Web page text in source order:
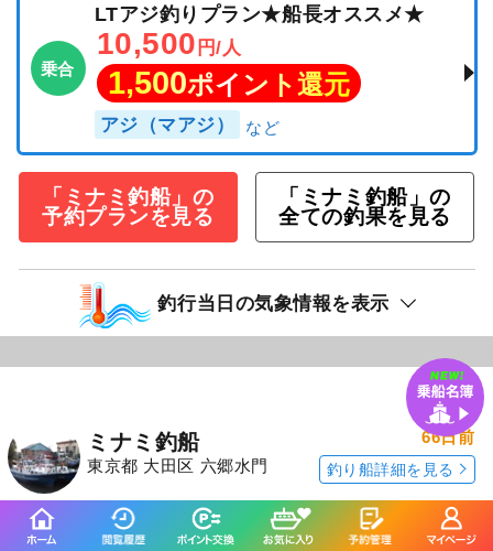
乗合
LTアジ釣りプラン★船長オススメ★
10,500 円/人
1,500ポイント還元
アジ（マアジ）
「ミナミ釣船」の
予約プランを見る
「ミナミ釣船」の
全ての釣果を見る
釣行当日の気象情報を表示
ミナミ釣船
東京都 大田区 六郷水門
66日前
釣り船詳細を見る